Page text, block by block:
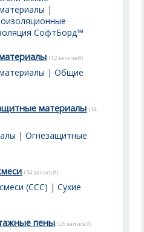
|
СофтБорд™
(12 записей)
| Общие
материалы (14
|Огнезащитные
(34 записей)
(ССС) |Сухие
пены (25 записей)